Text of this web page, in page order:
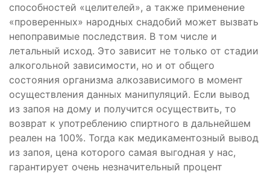
способностей «целителей», а также применение
«проверенных» народных снадобий может вызвать
непоправимые последствия. В том числе и
летальный исход. Это зависит не только от стадии
алкогольной зависимости, но и от общего
состояния организма алкозависимого в момент
осуществления данных манипуляций. Если вывод
из запоя на дому и получится осуществить, то
возврат к употреблению спиртного в дальнейшем
реален на 100%. Тогда как медикаментозный вывод
из запоя, цена которого самая выгодная у нас,
гарантирует очень незначительный процент